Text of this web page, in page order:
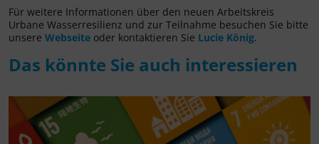
Für weitere Informationen über den neuen Arbeitskreis
Urbane Wasserresilienz und zur Teilnahme besuchen Sie bitte
unsere Webseite oder kontaktieren Sie Lucie König.
Das könnte Sie auch interessieren